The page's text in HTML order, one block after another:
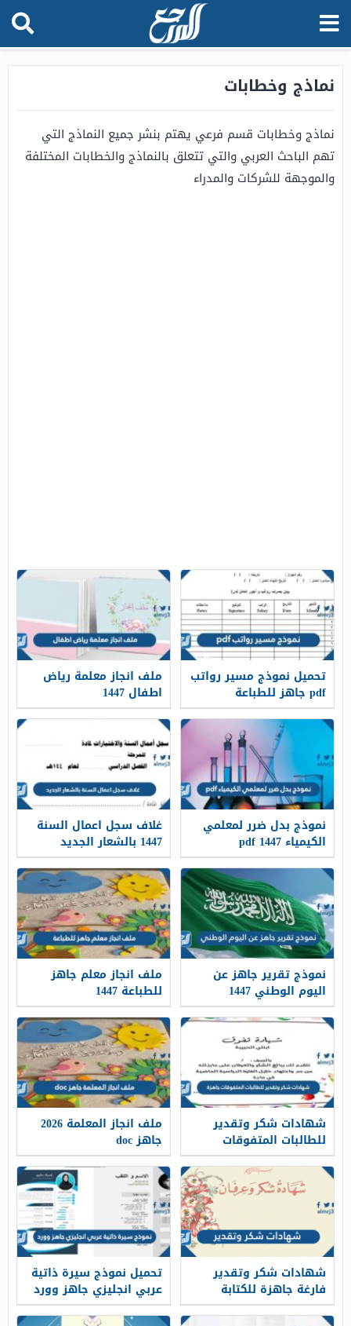
نماذج وخطابات
نماذج وخطابات قسم فرعي يهتم بنشر جميع النماذج التي
تهم الباحث العربي والتي تتعلق بالنماذج والخطابات المختلفة
والموجهة للشركات والمدراء
تحميل نموذج مسير رواتب
pdf جاهز للطباعة
والتعديل 1447
ملف انجاز معلمة رياض
اطفال 1447
نموذج بدل ضرر لمعلمي
الكيمياء 1447 pdf
غلاف سجل اعمال السنة
1447 بالشعار الجديد
نموذج تقرير جاهز عن
اليوم الوطني 1447
ملف انجاز معلم جاهز
للطباعة 1447
شهادات شكر وتقدير
للطالبات المتفوقات
جاهزة 1447
ملف انجاز المعلمة 2026
جاهز doc
شهادات شكر وتقدير
فارغة جاهزة للكتابة
عليها 2026
تحميل نموذج سيرة ذاتية
عربي انجليزي جاهز وورد
2026